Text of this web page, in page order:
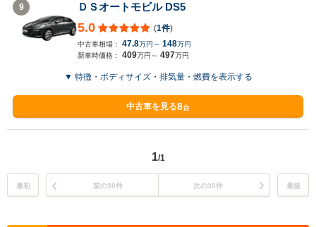
9 ＤＳオートモビル DS5
5.0 (1件)
中古車相場： 47.8万円～ 148万円
新車時価格： 409万円～ 497万円
▼ 特徴・ボディサイズ・排気量・燃費を表示する
中古車を見る8台
1/1
最初 前の30件 次の30件 最後